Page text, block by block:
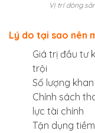
Vị trí dòng
Lý do tại sao nên
Giá trị đầu tư
trội
Số lượng
Chính sách
lực tài chính
Tận dụng